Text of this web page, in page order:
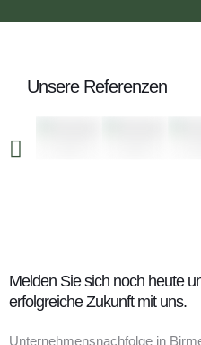
Unsere Referenzen
Melden Sie sich noch heute
erfolgreiche Zukunft mit uns.
Unternehmensnachfolge in